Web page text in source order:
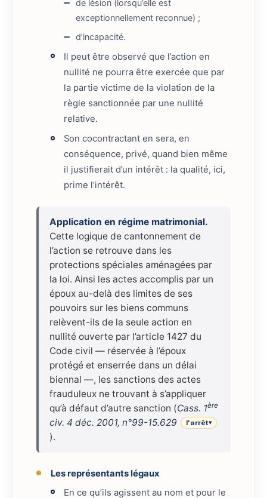
de lésion (lorsqu’elle est
exceptionnellement reconnue) ;
d’incapacité.
Il peut être observé que l’action en
nullité ne pourra être exercée que par
la partie victime de la violation de la
règle sanctionnée par une nullité
relative.
Son cocontractant en sera, en
conséquence, privé, quand bien même
il justifierait d’un intérêt : la qualité, ici,
prime l’intérêt.
Application en régime matrimonial.
Cette logique de cantonnement de
l’action se retrouve dans les
protections spéciales aménagées par
la loi. Ainsi les actes accomplis par un
époux au-delà des limites de ses
pouvoirs sur les biens communs
relèvent-ils de la seule action en
nullité ouverte par l’article 1427 du
Code civil — réservée à l’époux
protégé et enserrée dans un délai
biennal —, les sanctions des actes
frauduleux ne trouvant à s’appliquer
qu’à défaut d’autre sanction (Cass. 1ère
civ. 4 déc. 2001, n°99-15.629 l'arrêt▾
).
Les représentants légaux
En ce qu’ils agissent au nom et pour le